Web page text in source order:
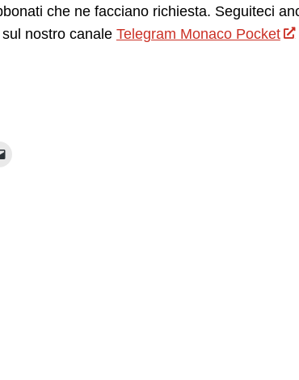
che ne facciano richiesta. Seguiteci
nostro canale Telegram Monaco Pocket